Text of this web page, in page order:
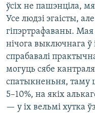
ўсіх не пашэнціла,
Усе людзі эгаісты,
гіпэртрафаваны.
нічога выключнага
спрабавалі
могуць сябе
спатыкненьня, таму
5–10%, на якіх
— у іх вельмі хутка